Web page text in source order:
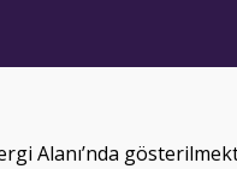
Alanı’nda